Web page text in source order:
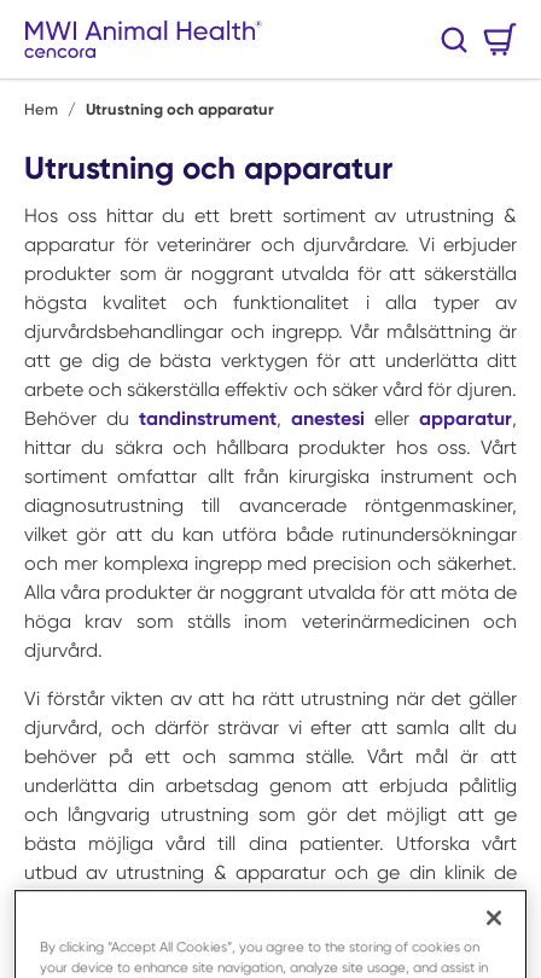
Hoppa till huvudinnehåll
Sök
Hem / Utrustning och apparatur
Utrustning och apparatur
Hos oss hittar du ett brett sortiment av utrustning &
apparatur för veterinärer och djurvårdare. Vi erbjuder
produkter som är noggrant utvalda för att säkerställa
högsta kvalitet och funktionalitet i alla typer av
djurvårdsbehandlingar och ingrepp. Vår målsättning är
att ge dig de bästa verktygen för att underlätta ditt
arbete och säkerställa effektiv och säker vård för djuren.
Behöver du tandinstrument, anestesi eller apparatur,
hittar du säkra och hållbara produkter hos oss. Vårt
sortiment omfattar allt från kirurgiska instrument och
diagnosutrustning till avancerade röntgenmaskiner,
vilket gör att du kan utföra både rutinundersökningar
och mer komplexa ingrepp med precision och säkerhet.
Alla våra produkter är noggrant utvalda för att möta de
höga krav som ställs inom veterinärmedicinen och
djurvård.
Vi förstår vikten av att ha rätt utrustning när det gäller
djurvård, och därför strävar vi efter att samla allt du
behöver på ett och samma ställe. Vårt mål är att
underlätta din arbetsdag genom att erbjuda pålitlig
och långvarig utrustning som gör det möjligt att ge
bästa möjliga vård till dina patienter. Utforska vårt
utbud av utrustning & apparatur och ge din klinik de
By clicking “Accept All Cookies”, you agree to the storing of cookies on
your device to enhance site navigation, analyze site usage, and assist in